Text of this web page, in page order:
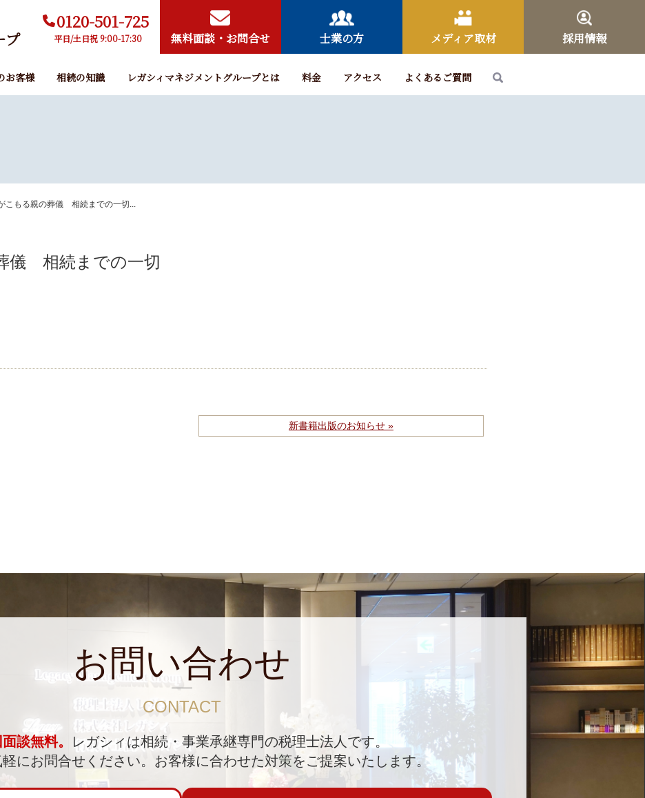
プ
0120-501-725
平日/土日祝 9:00-17:30 無料面談・お問合せ 士業の方 メディア取材 採用情報
お客様 相続の知識 レガシィマネジメントグループとは 料金 アクセス よくあるご質問
こもる親の葬儀 相続までの一切...
儀 相続までの一切
新書籍出版のお知らせ »
お問い合わせ
CONTACT
談無料。
レガシィは相続・事業承継専門の税理士法人です。
にお問合せください。 お客様に合わせた対策をご提案いたします。